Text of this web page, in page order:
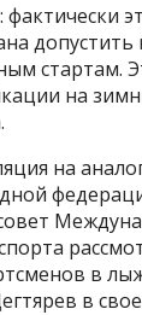
стартам.
на
на
в
в